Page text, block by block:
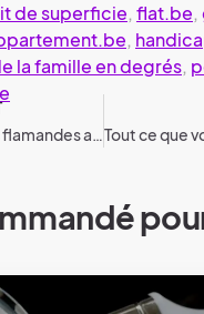
de superficie,flat.be,
,
la famille en degrés,
Communes flamandes avec un loyer maximum plus élevé